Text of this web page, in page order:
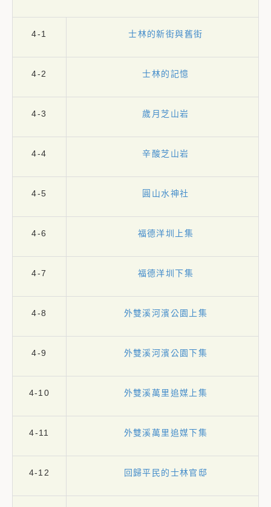
4-1 士林的新街與舊街
4-2 士林的記憶
4-3 歲月芝山岩
4-4 辛酸芝山岩
4-5 圓山水神社
4-6 福德洋圳上集
4-7 福德洋圳下集
4-8 外雙溪河濱公園上集
4-9 外雙溪河濱公園下集
4-10 外雙溪萬里追媒上集
4-11 外雙溪萬里追媒下集
4-12 回歸平民的士林官邸